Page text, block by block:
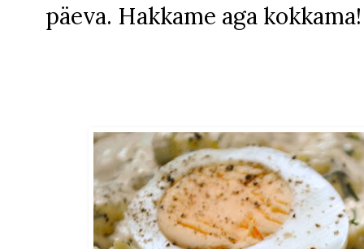
päeva. Hakkame aga kokkama!